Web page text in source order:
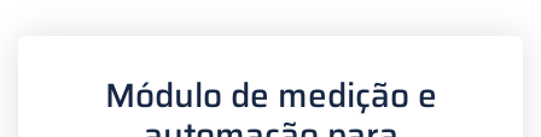
Módulo de medição e